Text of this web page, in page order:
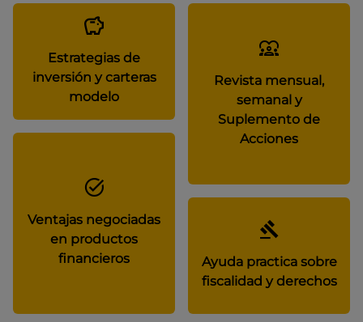
Estrategias de
inversión y carteras
modelo
Revista mensual,
semanal y
Suplemento de
Acciones
Ventajas negociadas
en productos
financieros
Ayuda practica sobre
fiscalidad y derechos